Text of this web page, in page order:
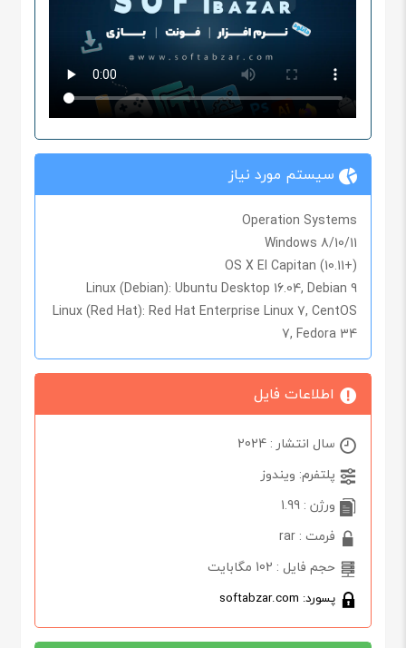
سیستم مورد نیاز
Operation Systems
Windows 8/10/11
OS X El Capitan (10.11+)
Linux (Debian): Ubuntu Desktop 16.04, Debian 9
Linux (Red Hat): Red Hat Enterprise Linux 7, CentOS
7, Fedora 34
اطلاعات فایل
سال انتشار : 2024
پلتفرم: ویندوز
ورژن : 1.99
فرمت : rar
حجم فایل : 102 مگابایت
پسورد: softabzar.com